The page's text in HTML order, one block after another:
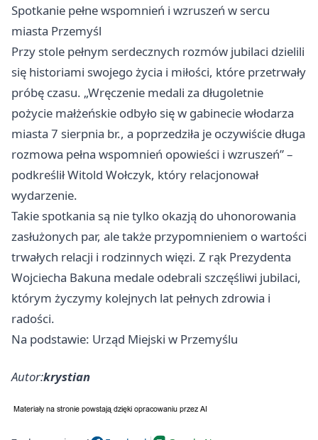
Spotkanie pełne wspomnień i wzruszeń w sercu
miasta Przemyśl
Przy stole pełnym serdecznych rozmów jubilaci dzielili
się historiami swojego życia i miłości, które przetrwały
próbę czasu. „Wręczenie medali za długoletnie
pożycie małżeńskie odbyło się w gabinecie włodarza
miasta 7 sierpnia br., a poprzedziła je oczywiście długa
rozmowa pełna wspomnień opowieści i wzruszeń” –
podkreślił Witold Wołczyk, który relacjonował
wydarzenie.
Takie spotkania są nie tylko okazją do uhonorowania
zasłużonych par, ale także przypomnieniem o wartości
trwałych relacji i rodzinnych więzi. Z rąk Prezydenta
Wojciecha Bakuna medale odebrali szczęśliwi jubilaci,
którym życzymy kolejnych lat pełnych zdrowia i
radości.
Na podstawie: Urząd Miejski w Przemyślu
Autor:krystian